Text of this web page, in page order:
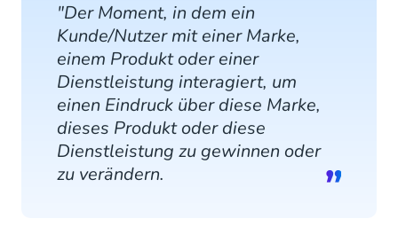
"Der Moment, in dem ein
Kunde/Nutzer mit einer Marke,
einem Produkt oder einer
Dienstleistung interagiert, um
einen Eindruck über diese Marke,
dieses Produkt oder diese
Dienstleistung zu gewinnen oder
zu verändern.